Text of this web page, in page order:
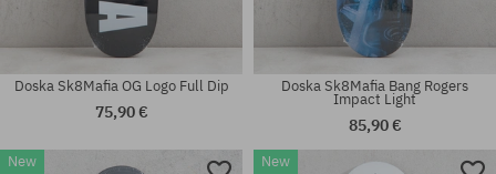
Doska Sk8Mafia OG Logo Full Dip
75,90 €
Doska Sk8Mafia Bang Rogers
Impact Light
85,90 €
New New